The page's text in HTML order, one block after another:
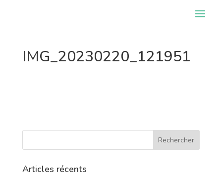
IMG_20230220_121951
Articles récents